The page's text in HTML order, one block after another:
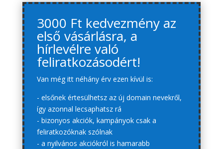
3000 Ft kedvezmény az
első vásárlásra, a
hírlevélre való
feliratkozásodért!
Van még itt néhány érv ezen kívül is:
- elsőnek értesülhetsz az új domain nevekről,
így azonnal lecsaphatsz rá
- bizonyos akciók, kampányok csak a
feliratkozóknak szólnak
- a nyilvános akciókról is hamarabb